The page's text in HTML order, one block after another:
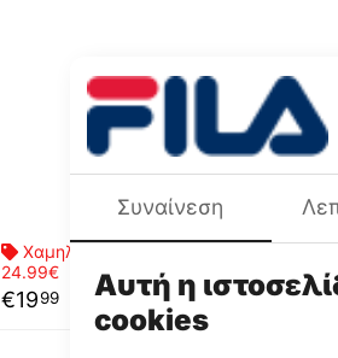
Χαμηλότερη Τιμή 30 Ημερών:
24.99€
€1999
Συναίνεση
Αυτή η
cookies